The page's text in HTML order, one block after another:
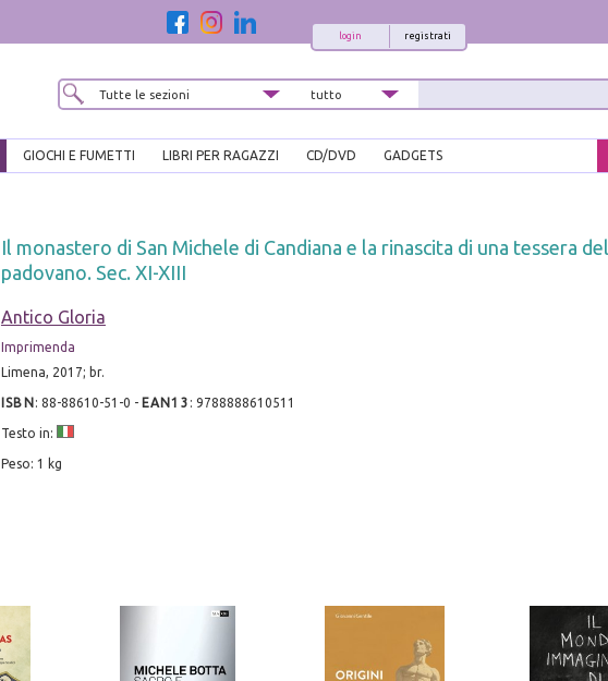
registrati
login
GIOCHI E FUMETTI LIBRI PER RAGAZZI CD/DVD GADGETS
Il monastero di San Michele di Candiana e la rinascita di una tessera
padovano. Sec. XI-XIII
Antico Gloria
Imprimenda
Limena, 2017; br.
ISBN : 88-88610-51-0 - EAN13 : 9788888610511
Testo in:
Peso: 1 kg